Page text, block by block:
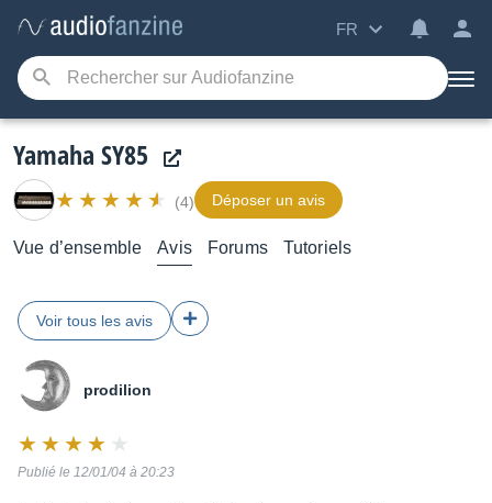
FR
Yamaha SY85
(4) Déposer un avis
Vue d’ensemble Avis Forums Tutoriels
Voir tous les avis
prodilion
8
Publié le 12/01/04 à 20:23